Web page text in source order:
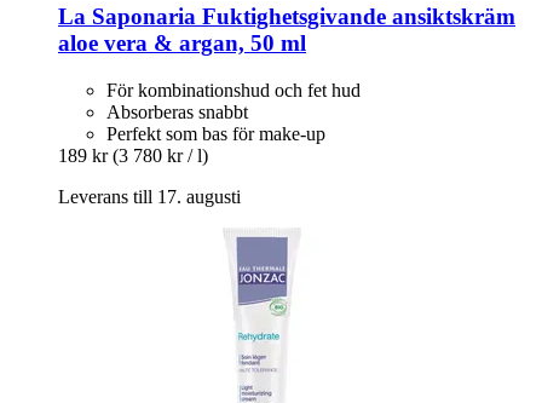
La Saponaria Fuktighetsgivande ansiktskräm
aloe vera & argan, 50 ml
För kombinationshud och fet hud
Absorberas snabbt
Perfekt som bas för make-up
189 kr (3 780 kr / l)
Leverans till 17. augusti